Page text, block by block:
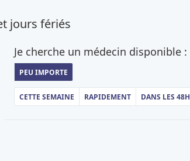
jours fériés
Je cherche un médecin disponible :
PEU IMPORTE
CETTE SEMAINE RAPIDEMENT DANS LES 48H